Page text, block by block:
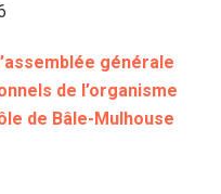
générale
de l’organisme
de Bâle-Mulhouse